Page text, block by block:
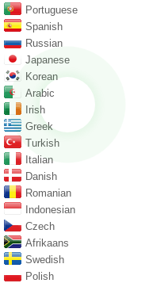
Portuguese
Spanish
Russian
Japanese
Korean
Arabic
Irish
Greek
Turkish
Italian
Danish
Romanian
Indonesian
Czech
Afrikaans
Swedish
Polish